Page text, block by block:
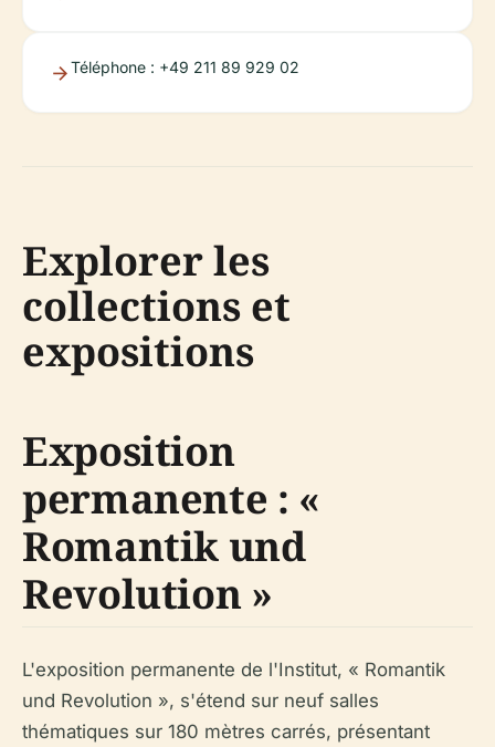
Téléphone : +49 211 89 929 02
Explorer les
collections et
expositions
Exposition
permanente : «
Romantik und
Revolution »
L'exposition permanente de l'Institut, « Romantik
und Revolution », s'étend sur neuf salles
thématiques sur 180 mètres carrés, présentant